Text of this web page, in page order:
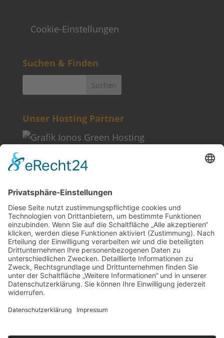
Cookie-Einstellungen
Suchen & Finden
Unser Hosting Partner
Weitere Informationen
Kontakt
Newsletter
FAQ
Schlagworte
Datenschutz
Impressum